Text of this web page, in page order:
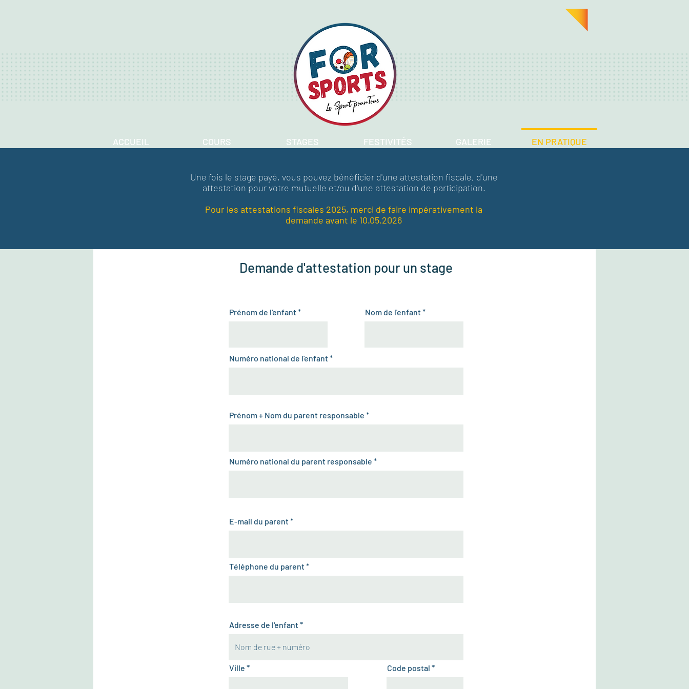
ACCUEIL COURS STAGES FESTIVITÉS GALERIE EN PRATIQUE
Une fois le stage payé, vous pouvez bénéficier d'une attestation fiscale, d'une
attestation pour votre mutuelle et/ou d'une attestation de participation.
Pour les attestations fiscales 2025, merci de faire impérativement la
demande avant le 10.05.2026
Demande d'attestation pour un stage
Prénom de l'enfant Nom de l'enfant
Numéro national de l'enfant
Prénom + Nom du parent responsable
Numéro national du parent responsable
E-mail du parent
Téléphone du parent
Adresse de l'enfant
Ville Code postal